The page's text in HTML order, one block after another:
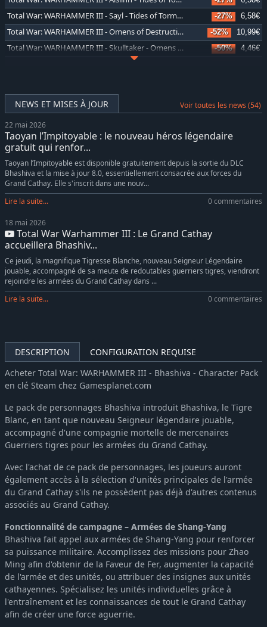
Total War: WARHAMMER III - Sayl - Tides of Torment -27% 6,58€
Total War: WARHAMMER III - Omens of Destruction -52% 10,99€
Total War: WARHAMMER III - Skulltaker - Omens of Destruction -50% 4,46€
Total War: WARHAMMER III - Yuan Bo - Shadows of Change -66% 3,06€
Total War: WARHAMMER III - Tides of Torment
Total War: WARHAMMER III - Tamurkhan - Thrones of Decay -50% 4,46€
Total War: WARHAMMER III - Malakai - Thrones of Decay -50% 4,46€
Total War: WARHAMMER III - Elspeth - Thrones of Decay -50% 4,46€
Total War: WARHAMMER III - Shadows of Change
Total War: WARHAMMER III - Blood for the Blood God III
Total War: WARHAMMER III - Champions of Chaos -51% 7,76€
Total War: WARHAMMER III - Ogre Kingdoms -51% 5,87€
NEWS ET MISES À JOUR Voir toutes les news (54)
22 mai 2026
Taoyan l’Impitoyable : le nouveau héros légendaire
gratuit qui renfor...
Taoyan l’Impitoyable est disponible gratuitement depuis la sortie du DLC
Bhashiva et la mise à jour 8.0, essentiellement consacrée aux forces du
Grand Cathay. Elle s'inscrit dans une nouv...
Lire la suite...
0 commentaires
18 mai 2026
Total War Warhammer III : Le Grand Cathay
accueillera Bhashiv...
Ce jeudi, la magnifique Tigresse Blanche, nouveau Seigneur Légendaire
jouable, accompagné de sa meute de redoutables guerriers tigres, viendront
rejoindre les armées du Grand Cathay dans ...
Lire la suite...
0 commentaires
DESCRIPTION
CONFIGURATION REQUISE
Acheter Total War: WARHAMMER III - Bhashiva - Character Pack
en clé Steam chez Gamesplanet.com
Le pack de personnages Bhashiva introduit Bhashiva, le Tigre
Blanc, en tant que nouveau Seigneur légendaire jouable,
accompagné d'une compagnie mortelle de mercenaires
Guerriers tigres pour les armées du Grand Cathay.
Avec l'achat de ce pack de personnages, les joueurs auront
également accès à la sélection d'unités principales de l'armée
du Grand Cathay s'ils ne possèdent pas déjà d'autres contenus
associés au Grand Cathay.
Fonctionnalité de campagne – Armées de Shang-Yang
Bhashiva fait appel aux armées de Shang-Yang pour renforcer
sa puissance militaire. Accomplissez des missions pour Zhao
Ming afin d'obtenir de la Faveur de Fer, augmenter la capacité
de l'armée et des unités, ou attribuer des insignes aux unités
cathayennes. Spécialisez les unités individuelles grâce à
l'entraînement et les connaissances de tout le Grand Cathay
afin de créer une force aguerrie.